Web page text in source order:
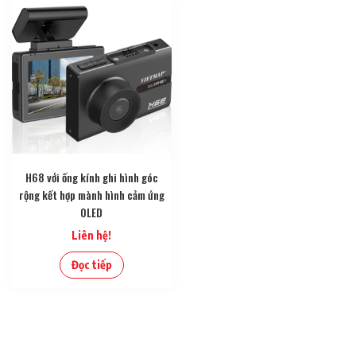
H68 với ống kính ghi hình góc
rộng kết hợp mành hình cảm ứng
OLED
Liên hệ!
Đọc tiếp